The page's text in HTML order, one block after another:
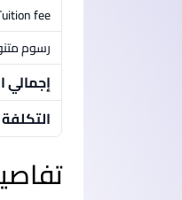
fee
رسوم
إجمالي